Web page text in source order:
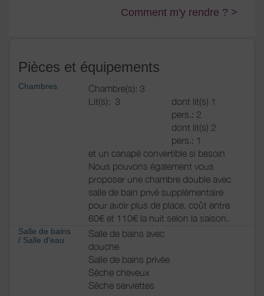
Comment m'y rendre ? >
Pièces et équipements
Chambres
Chambre(s): 3
Lit(s): 3
dont lit(s) 1
pers.: 2
dont lit(s) 2
pers.: 1
et un canapé convertible si besoin
Nous pouvons également vous
proposer une chambre double avec
salle de bain privé supplémentaire
pour avoir plus de place. coût entre
60€ et 110€ la nuit selon la saison.
Salle de bains
/ Salle d'eau
Salle de bains avec
douche
Salle de bains privée
Sèche cheveux
Sèche serviettes